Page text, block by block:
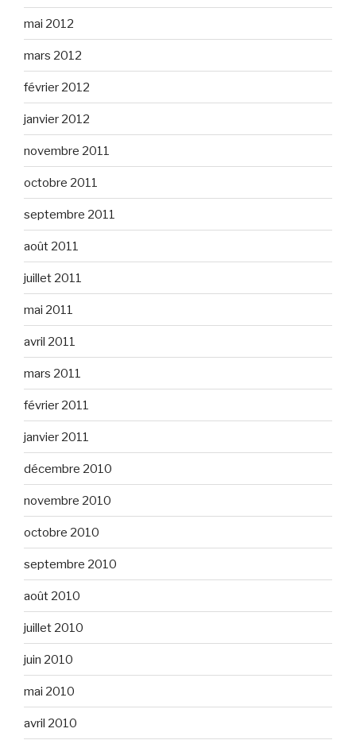
mai 2012
mars 2012
février 2012
janvier 2012
novembre 2011
octobre 2011
septembre 2011
août 2011
juillet 2011
mai 2011
avril 2011
mars 2011
février 2011
janvier 2011
décembre 2010
novembre 2010
octobre 2010
septembre 2010
août 2010
juillet 2010
juin 2010
mai 2010
avril 2010